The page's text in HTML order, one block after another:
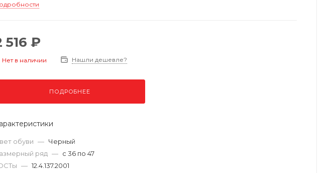
516 ₽
Нет в наличии Нашли дешевле?
ПОДРОБНЕЕ
обуви — Черный
ряд — с 36 по 47
— 12.4.137.2001